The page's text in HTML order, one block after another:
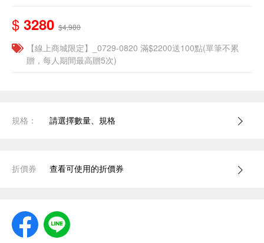
$ 3280 $4,980
【線上商城限定】_0729-0820 滿$2200送100點(單筆不累
贈，每人期間最高贈5次)
規格： 請選擇數量、規格
折價券 查看可使用的折價券